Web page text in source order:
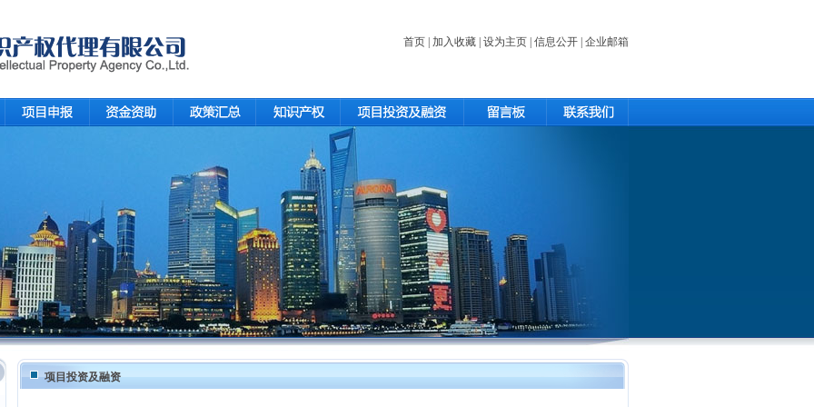
首页| 加入收藏| 设为主页| 信息公开| 企业邮箱
项目投资及融资